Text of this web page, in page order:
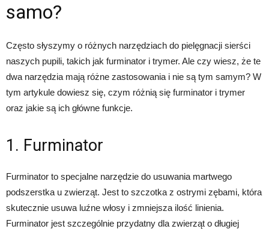
samo?
Często słyszymy o różnych narzędziach do pielęgnacji sierści
naszych pupili, takich jak furminator i trymer. Ale czy wiesz, że te
dwa narzędzia mają różne zastosowania i nie są tym samym? W
tym artykule dowiesz się, czym różnią się furminator i trymer
oraz jakie są ich główne funkcje.
1. Furminator
Furminator to specjalne narzędzie do usuwania martwego
podszerstka u zwierząt. Jest to szczotka z ostrymi zębami, która
skutecznie usuwa luźne włosy i zmniejsza ilość linienia.
Furminator jest szczególnie przydatny dla zwierząt o długiej